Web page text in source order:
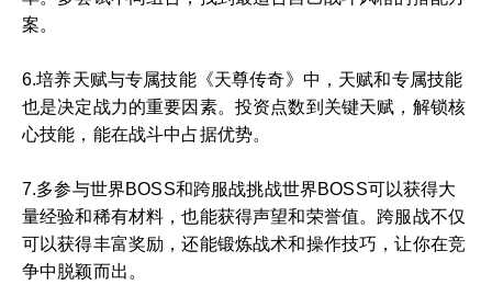
案。
6.培养天赋与专属技能《天尊传奇》中，天赋和专属技能
也是决定战力的重要因素。投资点数到关键天赋，解锁核
心技能，能在战斗中占据优势。
7.多参与世界BOSS和跨服战挑战世界BOSS可以获得大
量经验和稀有材料，也能获得声望和荣誉值。跨服战不仅
可以获得丰富奖励，还能锻炼战术和操作技巧，让你在竞
争中脱颖而出。